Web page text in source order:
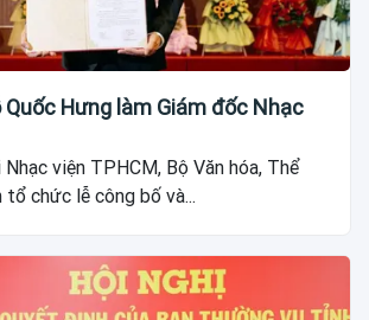
Quốc Hưng làm Giám đốc Nhạc
viện TPHCM, Bộ Văn hóa, Thể
tổ chức lễ công bố và...